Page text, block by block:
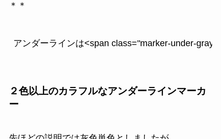
＊＊
アンダーラインは<span class="marker-under-
２色以上のカラフルなアンダーラインマーカ
ー